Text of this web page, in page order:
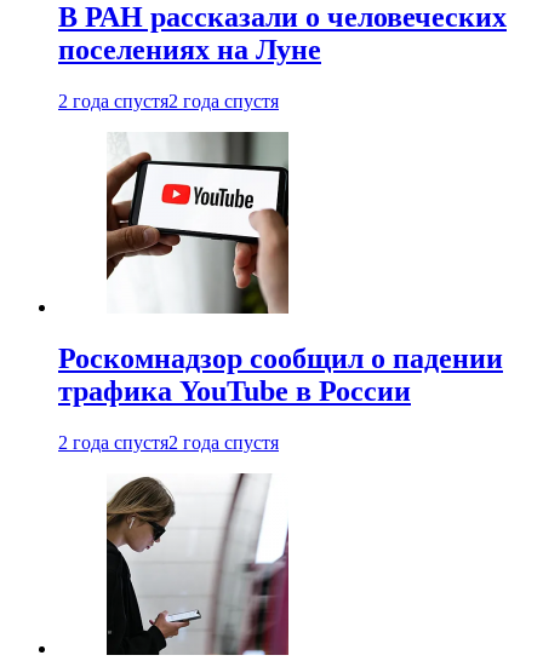
В РАН рассказали о человеческих
поселениях на Луне
2 года спустя2 года спустя
Роскомнадзор сообщил о падении
трафика YouTube в России
2 года спустя2 года спустя